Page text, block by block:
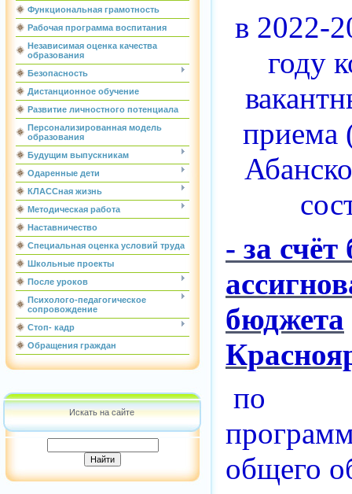
Функциональная грамотность
Рабочая программа воспитания
Независимая оценка качества
образования
Безопасность
Дистанционное обучение
Развитие личностного потенциала
Персонализированная модель
образования
Будущим выпускникам
Одаренные дети
КЛАССная жизнь
Методическая работа
Наставничество
Специальная оценка условий труда
Школьные проекты
После уроков
Психолого-педагогическое
сопровождение
Стоп- кадр
Обращения граждан
Искать на сайте
в 2022-
году
приема
- за
бюджета
по
общего